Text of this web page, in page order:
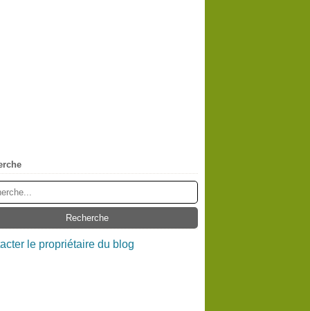
le propriétaire du blog